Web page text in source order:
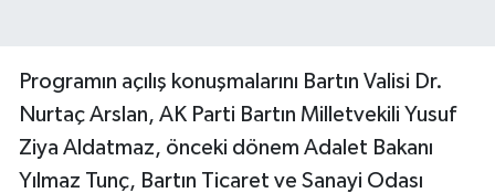
Programın açılış konuşmalarını Bartın Valisi Dr.
Nurtaç Arslan, AK Parti Bartın Milletvekili Yusuf
Ziya Aldatmaz, önceki dönem Adalet Bakanı
Yılmaz Tunç, Bartın Ticaret ve Sanayi Odası